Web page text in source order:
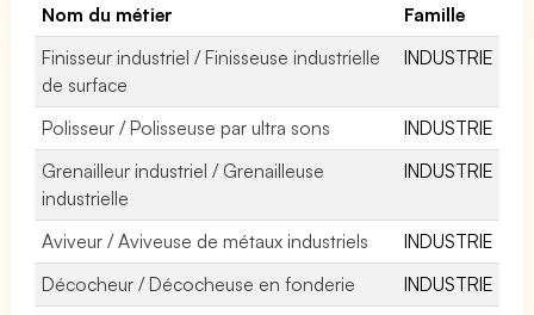
Nom du métier
Famille
Finisseur industriel / Finisseuse industrielle
de surface
INDUSTRIE
Polisseur / Polisseuse par ultra sons
INDUSTRIE
Grenailleur industriel / Grenailleuse
industrielle
INDUSTRIE
Aviveur / Aviveuse de métaux industriels
INDUSTRIE
Décocheur / Décocheuse en fonderie
INDUSTRIE